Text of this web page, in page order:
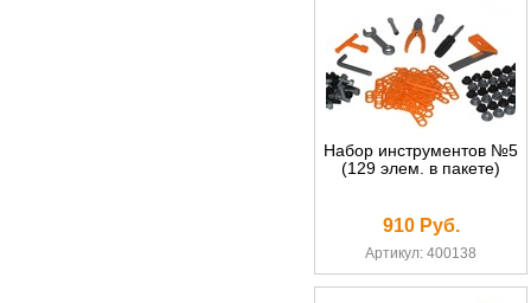
Набор инструментов №5
(129 элем. в пакете)
910 Руб.
Артикул: 400138